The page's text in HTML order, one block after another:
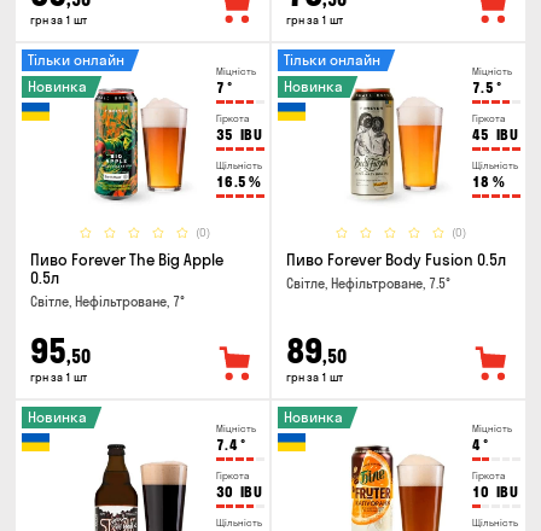
грн за 1 шт грн за 1 шт
Міцність
7 °
Гіркота
35 IBU
Щільність
16.5 %
(0)
Тільки онлайн
Новинка
Пиво Forever The Big Apple
0.5л
Світле, Нефільтроване, 7°
95,50
грн за 1 шт
Міцність
7.5 °
Гіркота
45 IBU
Щільність
18 %
(0)
Тільки онлайн
Новинка
Пиво Forever Body Fusion 0.5л
Світле, Нефільтроване, 7.5°
89,50
грн за 1 шт
Міцність
7.4°
Гіркота
30 IBU
Щільність
Новинка
Міцність
4°
Гіркота
10 IBU
Щільність
Новинка